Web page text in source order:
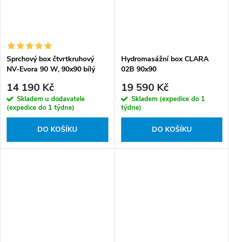
Sprchový box čtvrtkruhový
NV-Evora 90 W, 90x90 bílý
14 190 Kč
Skladem u dodavatele
(expedice do 1 týdne)
DO KOŠÍKU
Hydromasážní box CLARA
02B 90x90
19 590 Kč
Skladem (expedice do 1
týdne)
DO KOŠÍKU